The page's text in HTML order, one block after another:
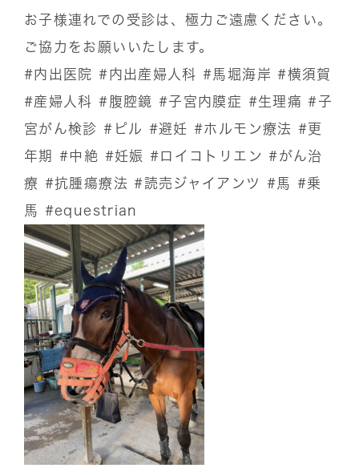
お子様連れでの受診は、極力ご遠慮ください。
ご協力をお願いいたします。
#内出医院
#内出産婦人科 #馬堀海岸 #横須賀
#産婦人科 #腹腔鏡 #子宮内膜症 #生理痛 #子
宮がん検診 #ピル #避妊 #ホルモン療法 #更
年期
#中絶 #妊娠 #ロイコトリエン #がん治
療 #抗腫瘍療法 #読売ジャイアンツ #馬
#乗
馬
#equestrian